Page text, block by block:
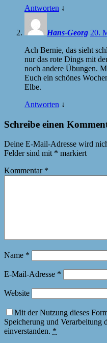
Antworten ↓
Hans-Georg 20.
Ach Bernie, das sieht
nur das rote Dings mit
noch andere Übungen.
Euch ein schönes
Elbe.
Antworten ↓
Schreibe einen
Deine E-Mail-Adresse wird
Felder sind mit * markiert
Kommentar *
Name *
E-Mail-Adresse *
Website
Mit der Nutzung dieses
Speicherung und Verarbeitung
einverstanden. *